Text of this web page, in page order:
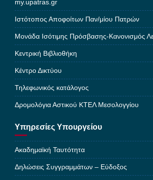
my.upatras.gr
Ιστότοπος Αποφοίτων Παν/μίου Πατρών
Μονάδα Ισότιμης Πρόσβασης-Κανονισμός
Κεντρική Βιβλιοθήκη
Κέντρο Δικτύου
Τηλεφωνικός κατάλογος
Δρομολόγια Αστικού ΚΤΕΛ Μεσολογγίου
Υπηρεσίες Υπουργείου
Ακαδημαϊκή Ταυτότητα
Δηλώσεις Συγγραμμάτων – Εύδοξος